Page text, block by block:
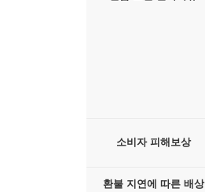
소비자 피해보상
환불 지연에 따른 배상